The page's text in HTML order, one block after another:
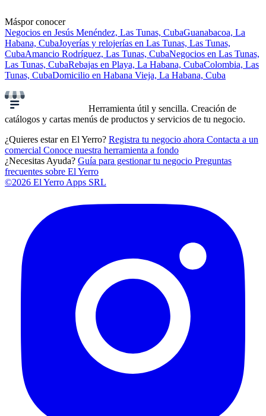
Máspor conocer
Negocios en Jesús Menéndez, Las Tunas, CubaGuanabacoa, La
Habana, CubaJoyerías y relojerías en Las Tunas, Las Tunas,
CubaAmancio Rodríguez, Las Tunas, CubaNegocios en Las Tunas,
Las Tunas, CubaRebajas en Playa, La Habana, CubaColombia, Las
Tunas, CubaDomicilio en Habana Vieja, La Habana, Cuba
Herramienta útil y sencilla. Creación de
catálogos y cartas menús de productos y servicios de tu negocio.
¿Quieres estar en El Yerro? Registra tu negocio ahora Contacta a un
comercial Conoce nuestra herramienta a fondo
¿Necesitas Ayuda? Guía para gestionar tu negocio Preguntas
frecuentes sobre El Yerro
©2026 El Yerro Apps SRL